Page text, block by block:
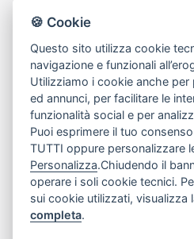
80078 Pozzuoli
tel081.7515380
emailinfo@edicomm.it
Assistenza Clienti
Chi siamo
My Account
🍪 Cookie
Questo sito utilizza cookie
navigazione e funzionali
Utilizziamo i cookie anche
ed annunci, per facilitare le
funzionalità social e per
Puoi esprimere il tuo
TUTTI oppure personalizzare
Personalizza.Chiudendo il
operare i soli cookie tecnici.
sui cookie utilizzati, visualizza
completa.